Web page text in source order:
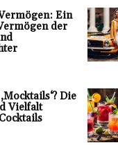
Ein
der
Die
Vielfalt